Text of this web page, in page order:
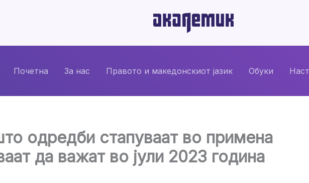
Почетна За нас Правото и македонскиот јазик Обуки
одредби стапуваат во примена
да важат во јули 2023 година